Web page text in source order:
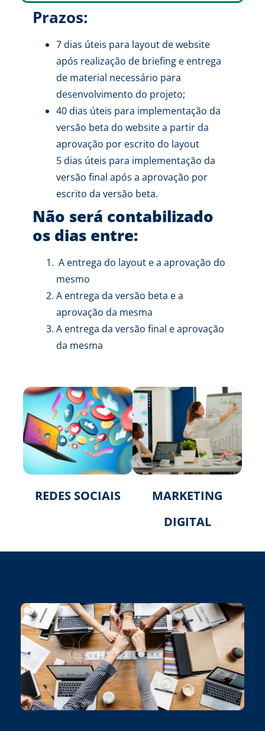
Prazos:
7 dias úteis para layout de website
após realização de briefing e entrega
de material necessário para
desenvolvimento do projeto;
40 dias úteis para implementação da
versão beta do website a partir da
aprovação por escrito do layout
5 dias úteis para implementação da
versão final após a aprovação por
escrito da versão beta.
Não será contabilizado
os dias entre:
A entrega do layout e a aprovação do
mesmo
A entrega da versão beta e a
aprovação da mesma
A entrega da versão final e aprovação
da mesma
REDES SOCIAIS
MARKETING
DIGITAL